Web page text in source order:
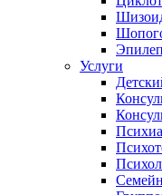
Услуги